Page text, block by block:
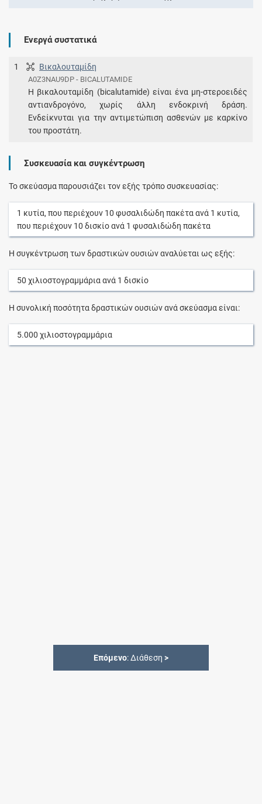
Ενεργά συστατικά
1 Βικαλουταμίδη
A0Z3NAU9DP - BICALUTAMIDE
Η βικαλουταμίδη (bicalutamide) είναι ένα μη-στεροειδές
αντιανδρογόνο, χωρίς άλλη ενδοκρινή δράση.
Ενδείκνυται για την αντιμετώπιση ασθενών με καρκίνο
του προστάτη.
Συσκευασία και συγκέντρωση
Το σκεύασμα παρουσιάζει τον εξής τρόπο συσκευασίας:
1 κυτία, που περιέχουν 10 φυσαλιδώδη πακέταανά 1 κυτία,
που περιέχουν 10 δισκίοανά 1 φυσαλιδώδη πακέτα
Η συγκέντρωση των δραστικών ουσιών αναλύεται ως εξής:
50 χιλιοστογραμμάριαανά 1 δισκίο
Η συνολική ποσότητα δραστικών ουσιών ανά σκεύασμα είναι:
5.000 χιλιοστογραμμάρια
Επόμενο: Διάθεση >